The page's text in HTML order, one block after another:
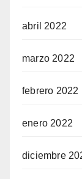
abril 2022
marzo 2022
febrero 2022
enero 2022
diciembre